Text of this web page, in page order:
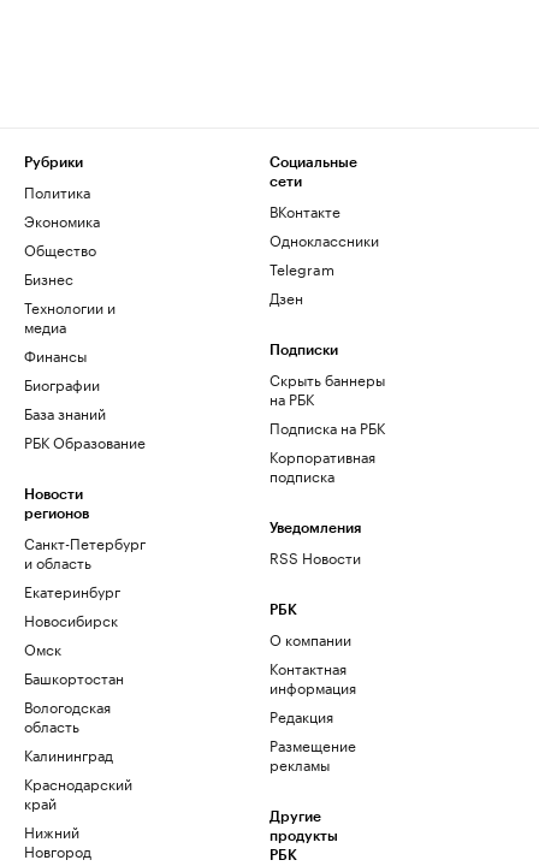
Рубрики
Политика
Экономика
Общество
Бизнес
Технологии и
медиа
Финансы
Биографии
База знаний
РБК Образование
Новости
регионов
Санкт-Петербург
и область
Екатеринбург
Новосибирск
Омск
Башкортостан
Вологодская
область
Калининград
Краснодарский
край
Нижний
Новгород
Социальные
сети
ВКонтакте
Одноклассники
Telegram
Дзен
Подписки
Скрыть баннеры
на РБК
Подписка на РБК
Корпоративная
подписка
Уведомления
RSS Новости
РБК
О компании
Контактная
информация
Редакция
Размещение
рекламы
Другие
продукты
РБК